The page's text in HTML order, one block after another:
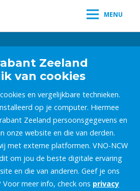
MENU
Zeeland
van cookies
en vergelijkbare technieken.
op je computer. Hiermee
Zeeland persoonsgegevens en
onze website en die van derden.
met externe platformen. VNO-NCW
om jou de beste digitale ervaring
en die van anderen. Geef je ons
meer info, check ons privacy